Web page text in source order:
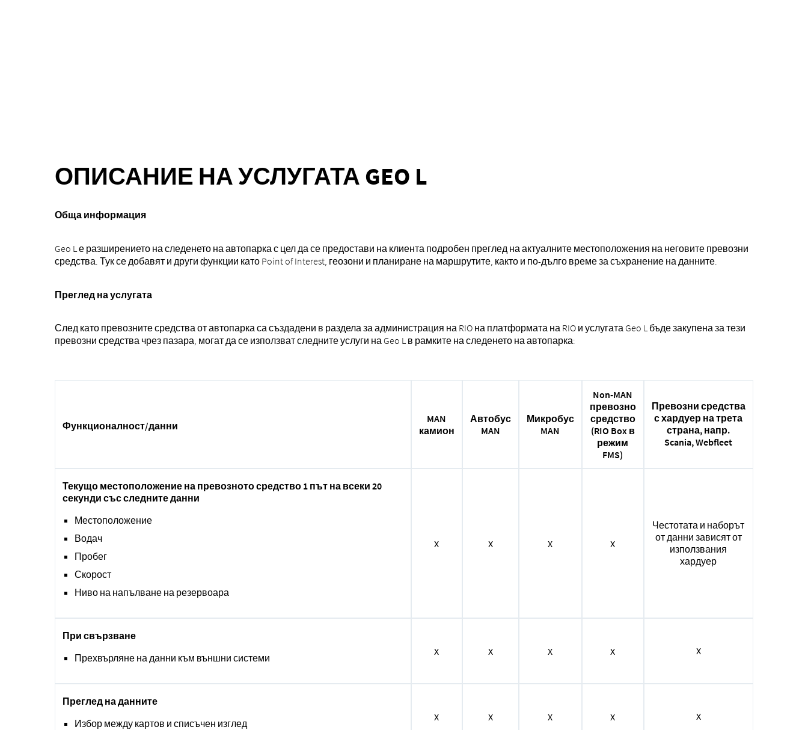
ОПИСАНИЕ НА УСЛУГАТА GEO L
Обща информация
Geo L е разширението на следенето на автопарка с цел да се предостави на клиента подробен преглед на актуалните местоположения на неговите превозни
средства. Тук се добавят и други функции като Point of Interest, геозони и планиране на маршрутите, както и по-дълго време за съхранение на данните.
Преглед на услугата
След като превозните средства от автопарка са създадени в раздела за администрация на RIO на платформата на RIO и услугата Geo L бъде закупена за тези
превозни средства чрез пазара, могат да се използват следните услуги на Geo L в рамките на следенето на автопарка:
Функционалност/данни
MAN
камион
Автобус
MAN
Микробус
MAN
Non-MAN
превозно
средство
(RIO Box в
режим
FMS)
Превозни средства
с хардуер на трета
страна, напр.
Scania, Webfleet
Текущо местоположение на превозното средство 1 път на всеки 20
секунди със следните данни
Местоположение
Водач
Пробег
Скорост
Ниво на напълване на резервоара
X X X X
Честотата и наборът
от данни зависят от
използвания
хардуер
При свързване
Прехвърляне на данни към външни системи
X X X X X
Преглед на данните
Избор между картов и списъчен изглед
X X X X X